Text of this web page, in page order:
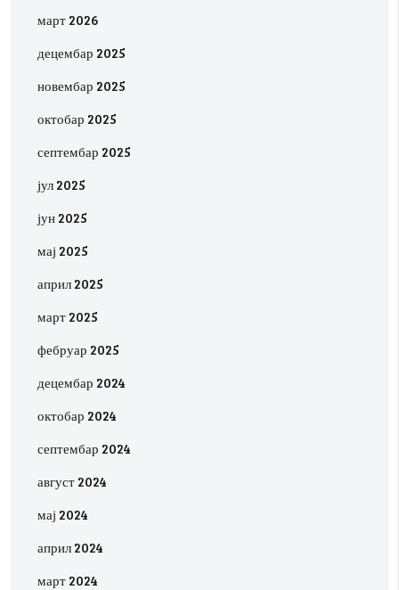
март 2026
децембар 2025
новембар 2025
октобар 2025
септембар 2025
јул 2025
јун 2025
мај 2025
април 2025
март 2025
фебруар 2025
децембар 2024
октобар 2024
септембар 2024
август 2024
мај 2024
април 2024
март 2024